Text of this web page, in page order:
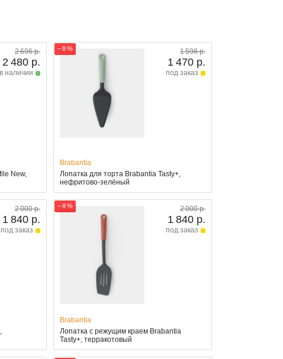
2 696 р.
2 480 р.
в наличии
New,
− 8 % 1 598 р.
1 470 р.
под заказ
Brabantia
Лопатка для торта Brabantia Tasty+,
нефритово-зелёный
2 000 р.
1 840 р.
под заказ
− 8 % 2 000 р.
1 840 р.
под заказ
Brabantia
Лопатка с режущим краем Brabantia
Tasty+, терракотовый